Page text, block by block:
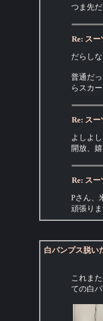
つま先
Re: ス
だらし
普通だ
らスカ
Re: ス
よしよ
開放、嬉
Re: ス
Pさん、
頑張り
白パンプス脱い
これま
ての白